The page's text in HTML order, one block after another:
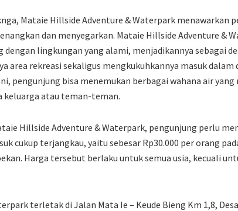
Mataie Hillside Adventure & Waterpark menawarkan
dan menyegarkan. Mataie Hillside Adventure &
lingkungan yang alami, menjadikannya sebagai
area rekreasi sekaligus mengkukuhkannya masuk
pengunjung bisa menemukan berbagai wahana air
keluarga atau teman-teman.
Hillside Adventure & Waterpark, pengunjung perlu
cukup terjangkau, yaitu sebesar Rp30.000 per orang
Harga tersebut berlaku untuk semua usia, kecuali
terletak di Jalan Mata Ie – Keude Bieng Km 1,8,